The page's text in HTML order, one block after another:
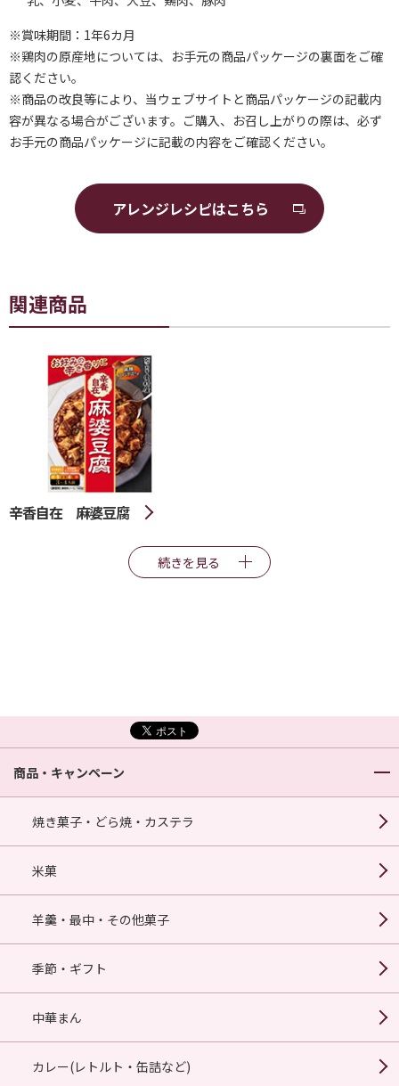
※賞味期間：1年6カ月
※鶏肉の原産地については、お手元の商品パッケージの裏面をご確
認ください。
※商品の改良等により、当ウェブサイトと商品パッケージの記載内
容が異なる場合がございます。ご購入、お召し上がりの際は、必ず
お手元の商品パッケージに記載の内容をご確認ください。
アレンジレシピはこちら
関連商品
辛香自在 麻婆豆腐
続きを見る
商品・キャンペーン
焼き菓子・どら焼・カステラ
米菓
羊羹・最中・その他菓子
季節・ギフト
中華まん
カレー(レトルト・缶詰など)